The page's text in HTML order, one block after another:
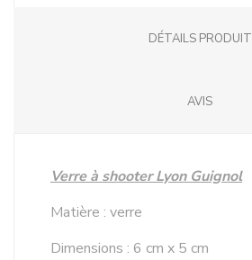
DÉTAILS PRODUIT
AVIS
Verre à shooter Lyon Guignol
Matière : verre
Dimensions : 6 cm x 5 cm